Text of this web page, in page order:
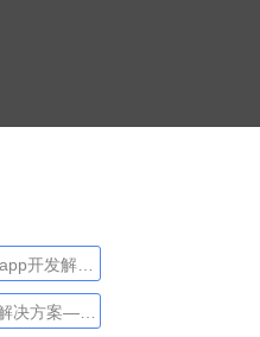
开发解决
案
决方案—功